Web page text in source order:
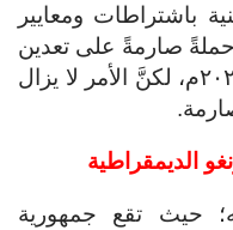
باشتراطات ومعايير
حملةً صارمةً على تعدين
الذهب غير القانوني. في عام ٢٠٢٢م، لكنَّ الأمر لا يزال
حيث تقع جمهورية